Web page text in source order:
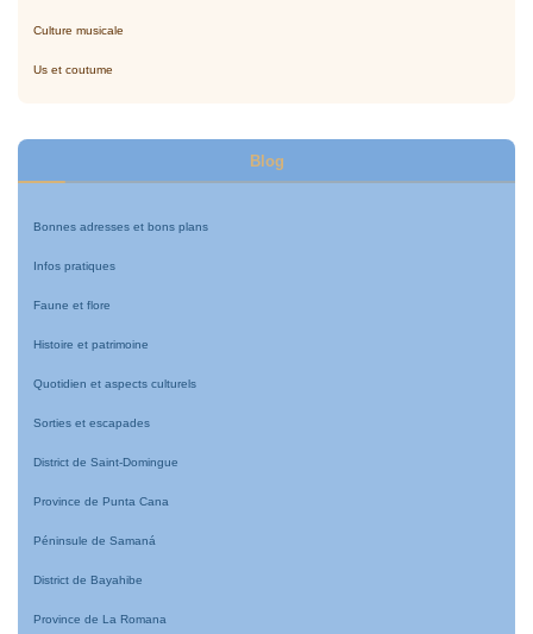
Culture musicale
Us et coutume
Blog
Bonnes adresses et bons plans
Infos pratiques
Faune et flore
Histoire et patrimoine
Quotidien et aspects culturels
Sorties et escapades
District de Saint-Domingue
Province de Punta Cana
Péninsule de Samaná
District de Bayahibe
Province de La Romana